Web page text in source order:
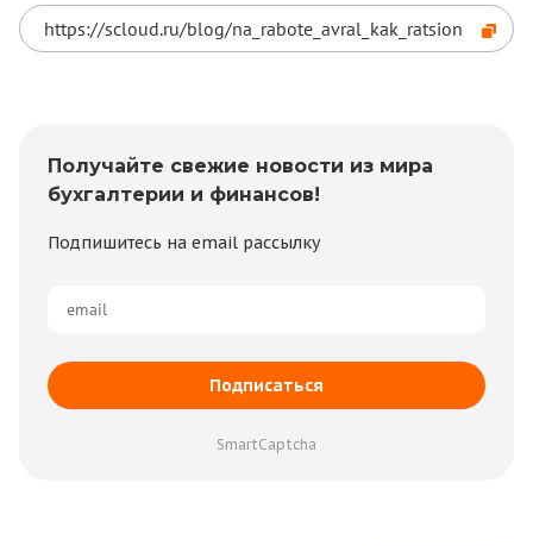
Получайте свежие новости из мира
бухгалтерии и финансов!
Подпишитесь на email рассылку
Подписаться
SmartCaptcha